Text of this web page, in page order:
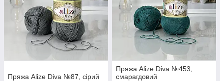
Пряжа Alize Diva №87, сірий
Пряжа Alize Diva №453,
смарагдовий